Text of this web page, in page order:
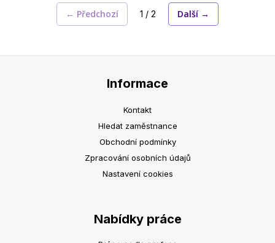
← Předchozí 1 / 2 Další →
Informace
Kontakt
Hledat zaměstnance
Obchodní podmínky
Zpracování osobních údajů
Nastavení cookies
Nabídky práce